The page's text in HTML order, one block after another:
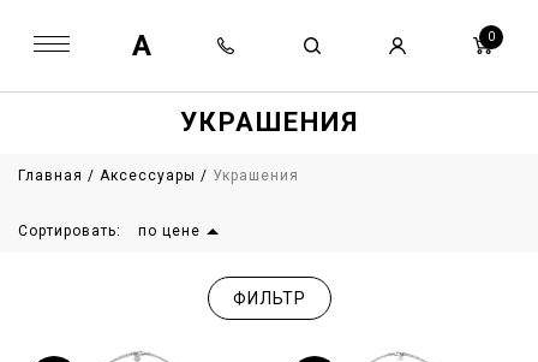
A 0
УКРАШЕНИЯ
Главная / Аксессуары / Украшения
Сортировать: по цене
ФИЛЬТР